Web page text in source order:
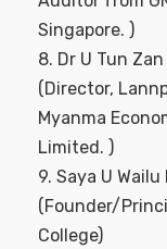
Singapore. )
8. Dr U Tun
(Director,
Myanma
Limited. )
9. Saya U
(Founder/
College)